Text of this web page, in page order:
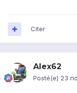
Citer
Alex62
Posté(e) 23